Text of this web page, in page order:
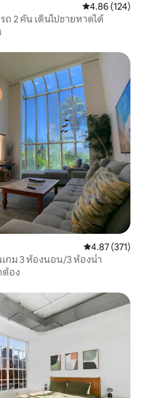
คะแนนเฉลี่ย
4.86 (124)
ถ 2 คัน เดินไปชายหาดได้
คะแนนเฉลี่ย
4.87 (371)
กม 3 ห้องนอน/3 ห้องน้ำ
ต้อง